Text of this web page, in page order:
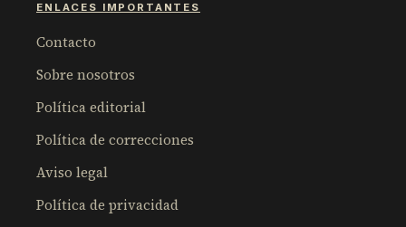
ENLACES IMPORTANTES
Contacto
Sobre nosotros
Política editorial
Política de correcciones
Aviso legal
Política de privacidad